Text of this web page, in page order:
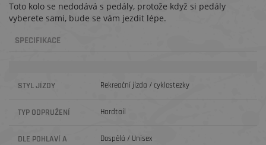
Toto kolo se nedodává s pedály, protože když si pedály
vyberete sami, bude se vám jezdit lépe.
SPECIFIKACE
STYL JÍZDY Rekreační jízda / cyklostezky
TYP ODPRUŽENÍ Hardtail
DLE POHLAVÍ A
Dospělá / Unisex